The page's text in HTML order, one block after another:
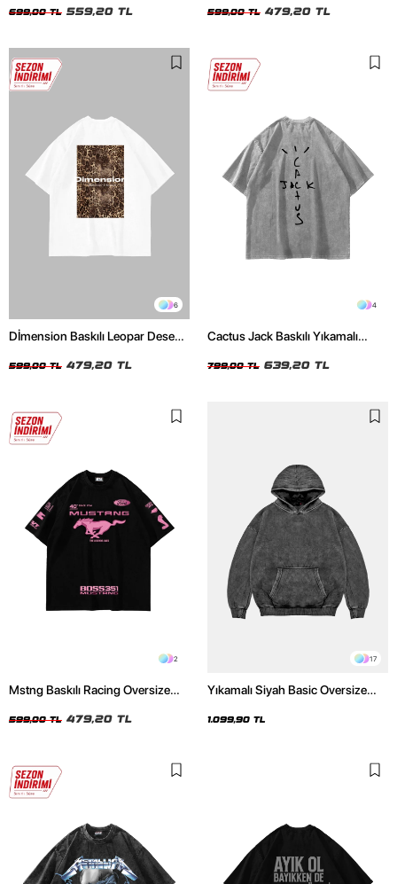
699,00 TL 559,20 TL 599,00 TL 479,20 TL
6
Dİmension Baskılı Leopar Desenli
Tshirt
599,00 TL 479,20 TL
4
Cactus Jack Baskılı Yıkamalı
799,00 TL 639,20 TL
2
Mstng Baskılı Racing Oversize
599,00 TL 479,20 TL
17
Yıkamalı Siyah Basic Oversize
1.099,90 TL